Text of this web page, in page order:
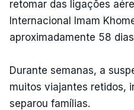
retomar das ligações
Internacional Imam
aproximadamente 58
Durante semanas, a
muitos viajantes retidos,
separou famílias.